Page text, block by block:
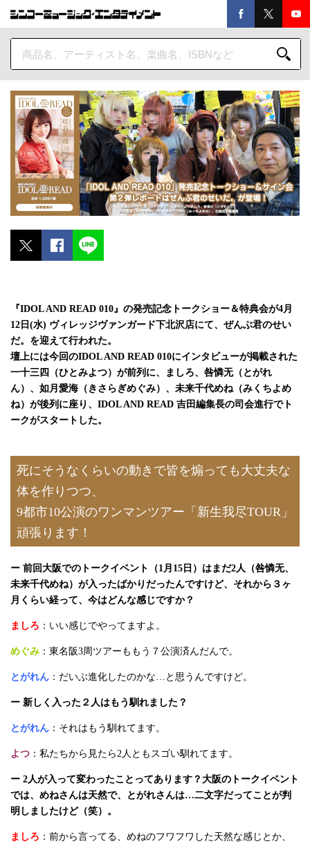
『IDOL AND READ 010』の発売記念トークショー＆特典会が4月
12日(水) ヴィレッジヴァンガード下北沢店にて、ぜんぶ君のせい
だ。を迎えて行われた。
壇上には今回のIDOL AND READ 010にインタビューが掲載された
一十三四（ひとみよつ）が前列に、ましろ、咎憐无（とがれ
ん）、如月愛海（きさらぎめぐみ）、未来千代めね（みくちよめ
ね）が後列に座り、IDOL AND READ 吉田編集長の司会進行でト
ークがスタートした。
死にそうなくらいの動きで皆を煽っても大丈夫な
体を作りつつ、
9都市10公演のワンマンツアー「新生我尽TOUR」
頑張ります！
ー 前回大阪でのトークイベント
（1月15日）はまだ2人（咎憐无、
未来千代めね）が入ったばかりだったんですけど、それから３ヶ
月くらい経って、今はどんな感じですか？
ましろ ：いい感じでやってますよ。
めぐみ ：東名阪3周ツアーももう７公演済んだんで。
とがれん ：だいぶ進化したのかな…と思うんですけど。
ー 新しく入った２人はもう馴れました？
とがれん ：それはもう馴れてます。
よつ ：私たちから見たら2人ともスゴい馴れてます。
ー 2人が入って変わったことってあります？大阪のトークイベント
では、めねさんは天然で、とがれさんは…二文字だってことが判
明しましたけど（笑）。
ましろ ：前から言ってる、めねのフワフワした天然な感じとか、